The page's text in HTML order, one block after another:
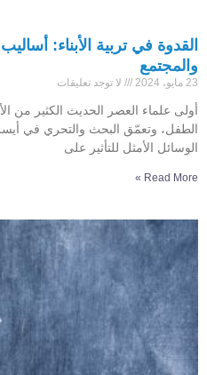
القدوة في تربية الأبناء:
والمجتمع
23 مايو، 2024 لا توجد تعليقات
أولى علماء العصر الحديث الكثير من
الطفل، وتعمّق البحث والتحري في
الوسائل الأمثل للتأثير على
Read More »